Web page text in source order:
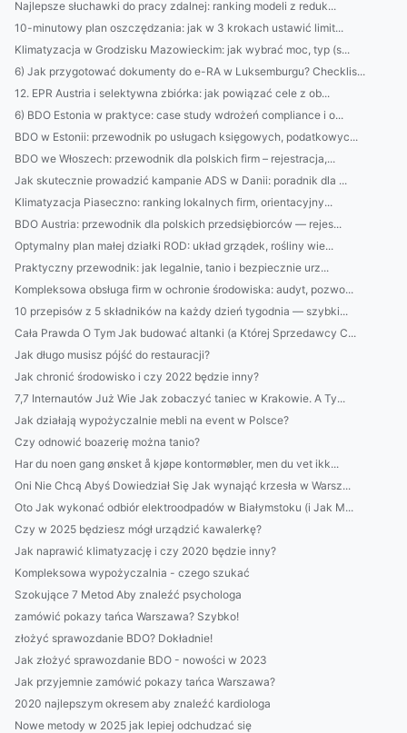
Najlepsze słuchawki do pracy zdalnej: ranking modeli z reduk...
10-minutowy plan oszczędzania: jak w 3 krokach ustawić limit...
Klimatyzacja w Grodzisku Mazowieckim: jak wybrać moc, typ (s...
6) Jak przygotować dokumenty do e-RA w Luksemburgu? Checklis...
12. EPR Austria i selektywna zbiórka: jak powiązać cele z ob...
6) BDO Estonia w praktyce: case study wdrożeń compliance i o...
BDO w Estonii: przewodnik po usługach księgowych, podatkowyc...
BDO we Włoszech: przewodnik dla polskich firm – rejestracja,...
Jak skutecznie prowadzić kampanie ADS w Danii: poradnik dla ...
Klimatyzacja Piaseczno: ranking lokalnych firm, orientacyjny...
BDO Austria: przewodnik dla polskich przedsiębiorców — rejes...
Optymalny plan małej działki ROD: układ grządek, rośliny wie...
Praktyczny przewodnik: jak legalnie, tanio i bezpiecznie urz...
Kompleksowa obsługa firm w ochronie środowiska: audyt, pozwo...
10 przepisów z 5 składników na każdy dzień tygodnia — szybki...
Cała Prawda O Tym Jak budować altanki (a Której Sprzedawcy C...
Jak długo musisz pójść do restauracji?
Jak chronić środowisko i czy 2022 będzie inny?
7,7 Internautów Już Wie Jak zobaczyć taniec w Krakowie. A Ty...
Jak działają wypożyczalnie mebli na event w Polsce?
Czy odnowić boazerię można tanio?
Har du noen gang ønsket å kjøpe kontormøbler, men du vet ikk...
Oni Nie Chcą Abyś Dowiedział Się Jak wynająć krzesła w Warsz...
Oto Jak wykonać odbiór elektroodpadów w Białymstoku (i Jak M...
Czy w 2025 będziesz mógł urządzić kawalerkę?
Jak naprawić klimatyzację i czy 2020 będzie inny?
Kompleksowa wypożyczalnia - czego szukać
Szokujące 7 Metod Aby znaleźć psychologa
zamówić pokazy tańca Warszawa? Szybko!
złożyć sprawozdanie BDO? Dokładnie!
Jak złożyć sprawozdanie BDO - nowości w 2023
Jak przyjemnie zamówić pokazy tańca Warszawa?
2020 najlepszym okresem aby znaleźć kardiologa
Nowe metody w 2025 jak lepiej odchudzać się